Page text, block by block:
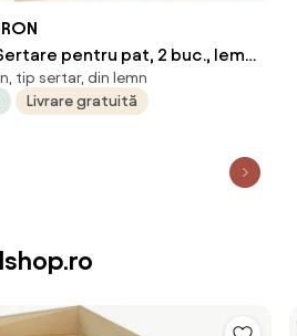
pentru pat, 2 buc., lemn
pin
tip sertar, din lemn
Livrare gratuită